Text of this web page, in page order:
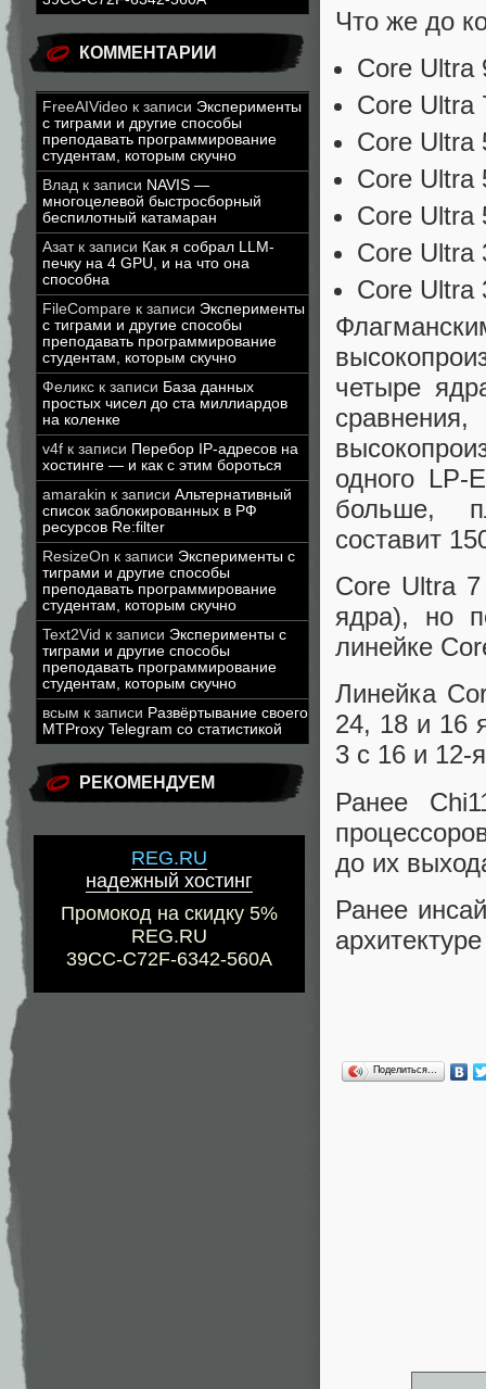
КОММЕНТАРИИ
FreeAIVideo к записи Эксперименты
с тиграми и другие способы
преподавать программирование
студентам, которым скучно
Влад к записи NAVIS —
многоцелевой быстросборный
беспилотный катамаран
Азатк записи Как я собрал LLM-
печку на 4 GPU, и на что она
способна
FileCompare к записи Эксперименты
с тиграми и другие способы
преподавать программирование
студентам, которым скучно
Феликс к записи База данных
простых чисел до ста миллиардов
на коленке
v4f к записи Перебор IP-адресов на
хостинге — и как с этим бороться
amarakin к записи Альтернативный
список заблокированных в РФ
ресурсов Re:filter
ResizeOn к записи Эксперименты с
тиграми и другие способы
преподавать программирование
студентам, которым скучно
Text2Vid к записи Эксперименты с
тиграми и другие способы
преподавать программирование
студентам, которым скучно
всым к записи Развёртывание своего
MTProxy Telegram со статистикой
РЕКОМЕНДУЕМ
REG.RU
надежный хостинг
Промокод на скидку 5%
REG.RU
39CC-C72F-6342-560A
Что же до
Core Ultra
Core Ultra
Core Ultra
Core Ultra
Core Ultra
Core Ultra
Core Ultra
четыре
одного
больше,
составит
Core Ultra
ядра), но
линейке
Линейка
24, 18 и 16
3 с 16 и 12-
Ранее
до их
Ранее
Поделиться…